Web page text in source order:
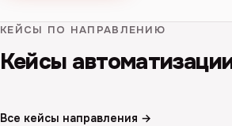
КЕЙСЫ ПО НАПРАВЛЕНИЮ
Кейсы
Все кейсы направления →